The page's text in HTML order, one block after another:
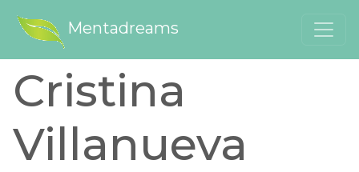
Mentadreams
Cristina
Villanueva